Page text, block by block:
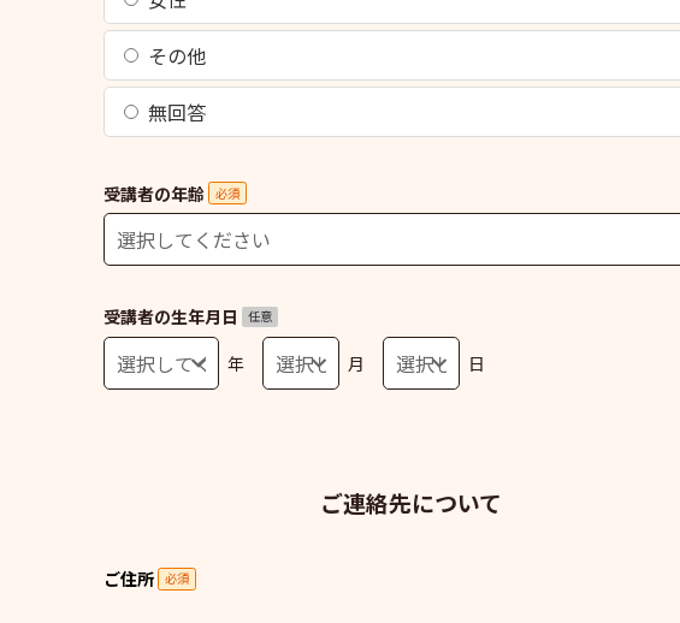
その他
無回答
受講者の年齢 必須
受講者の生年月日 任意
年 月 日
ご連絡先について
ご住所 必須